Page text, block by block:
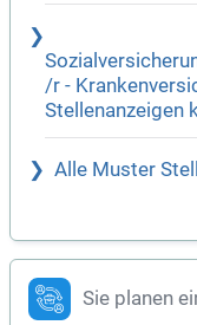
/r -
Stellenanzeigen
Alle Muster
Sie planen